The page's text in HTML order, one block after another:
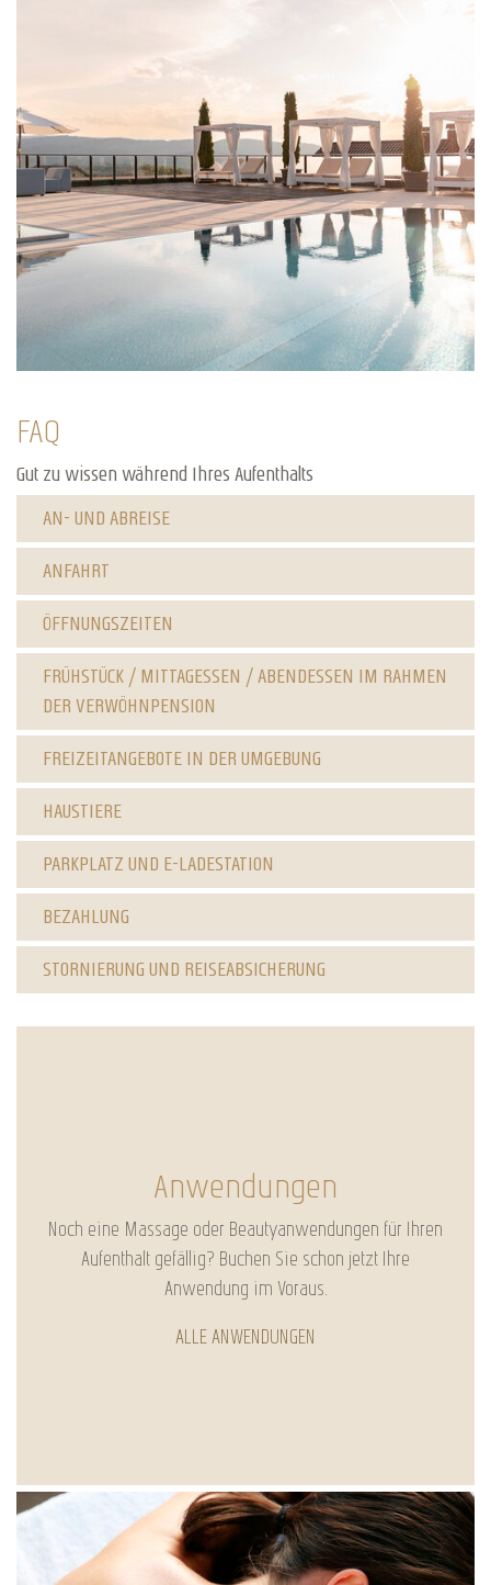
FAQ
Gut zu wissen während Ihres Aufenthalts
AN- UND ABREISE
ANFAHRT
ÖFFNUNGSZEITEN
FRÜHSTÜCK / MITTAGESSEN / ABENDESSEN IM RAHMEN
DER VERWÖHNPENSION
FREIZEITANGEBOTE IN DER UMGEBUNG
HAUSTIERE
PARKPLATZ UND E-LADESTATION
BEZAHLUNG
STORNIERUNG UND REISEABSICHERUNG
Anwendungen
Noch eine Massage oder Beautyanwendungen für Ihren
Aufenthalt gefällig? Buchen Sie schon jetzt Ihre
Anwendung im Voraus.
ALLE ANWENDUNGEN